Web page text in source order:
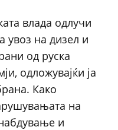
влада одлучи
увоз на дизел и
од руска
одложувајќи ја
Како
на
и